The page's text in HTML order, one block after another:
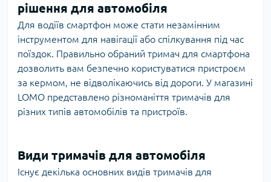
рішення для автомобіля
Для водіїв смартфон може стати незамінним
інструментом для навігації або спілкування під час
поїздок. Правильно обраний тримач для смартфона
дозволить вам безпечно користуватися пристроєм
за кермом, не відволікаючись від дороги. У магазині
LOMO представлено різноманіття тримачів для
різних типів автомобілів та пристроїв.
Види тримачів для автомобіля
Існує декілька основних видів тримачів для